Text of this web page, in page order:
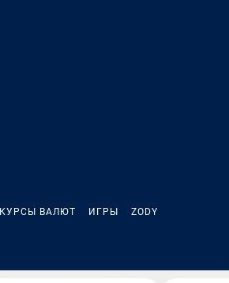
КУРСЫ ВАЛЮТ ИГРЫ ZODY